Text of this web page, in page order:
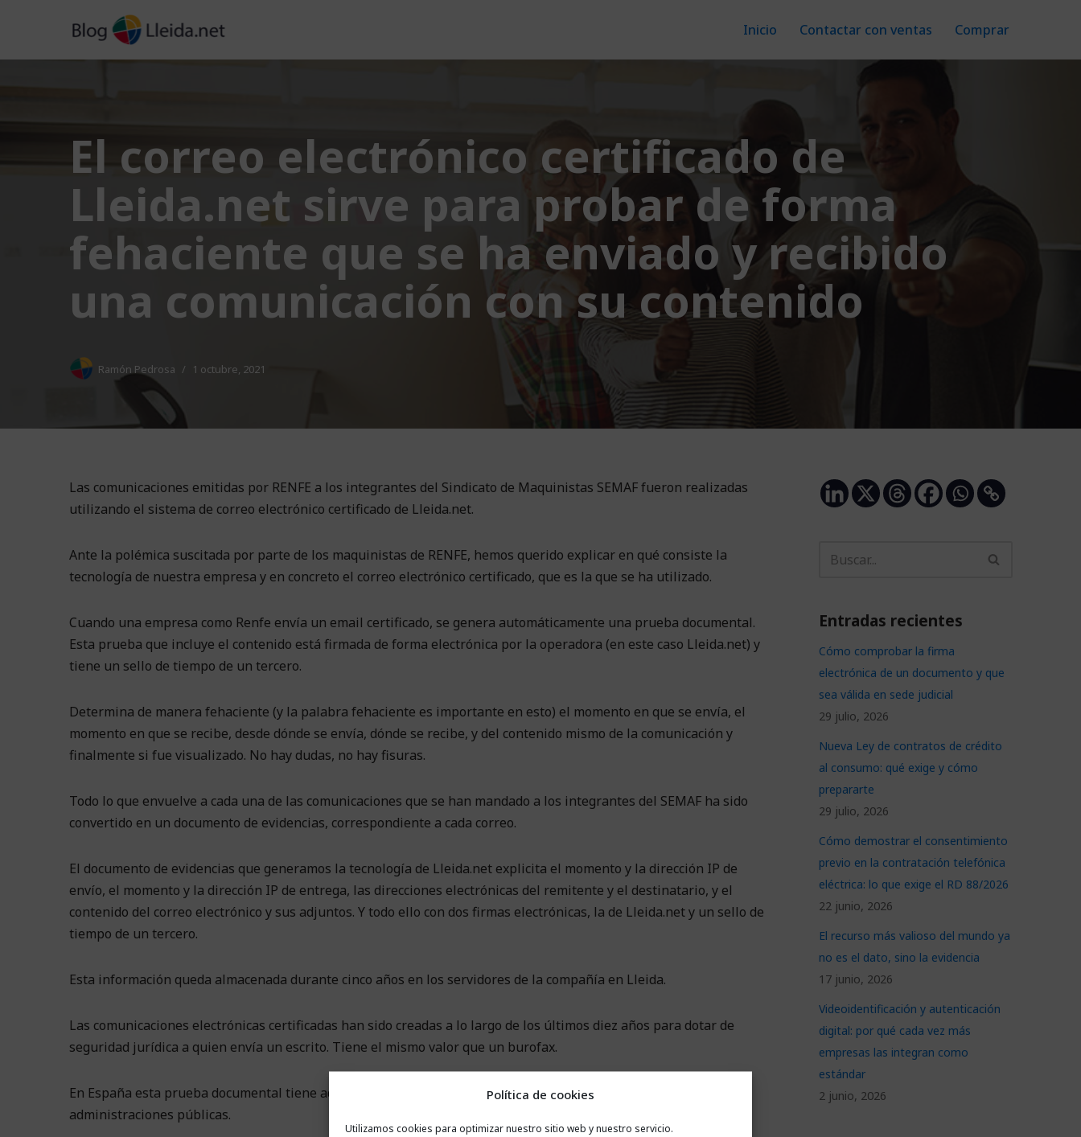
Política de cookies
Utilizamos cookies para optimizar nuestro sitio web y nuestro servicio.
Inicio Contactar con ventas Comprar
El correo electrónico certificado de
Lleida.net sirve para probar de forma
fehaciente que se ha enviado y recibido
una comunicación con su contenido
Ramón Pedrosa 1 octubre, 2021
Las comunicaciones emitidas por RENFE a los integrantes del Sindicato de Maquinistas SEMAF fueron realizadas
utilizando el sistema de correo electrónico certificado de Lleida.net.
Ante la polémica suscitada por parte de los maquinistas de RENFE, hemos querido explicar en qué consiste la
tecnología de nuestra empresa y en concreto el correo electrónico certificado, que es la que se ha utilizado.
Cuando una empresa como Renfe envía un email certificado, se genera automáticamente una prueba documental.
Esta prueba que incluye el contenido está firmada de forma electrónica por la operadora (en este caso Lleida.net) y
tiene un sello de tiempo de un tercero.
Determina de manera fehaciente (y la palabra fehaciente es importante en esto) el momento en que se envía, el
momento en que se recibe, desde dónde se envía, dónde se recibe, y del contenido mismo de la comunicación y
finalmente si fue visualizado. No hay dudas, no hay fisuras.
Todo lo que envuelve a cada una de las comunicaciones que se han mandado a los integrantes del SEMAF ha sido
convertido en un documento de evidencias, correspondiente a cada correo.
El documento de evidencias que generamos la tecnología de Lleida.net explicita el momento y la dirección IP de
envío, el momento y la dirección IP de entrega, las direcciones electrónicas del remitente y el destinatario, y el
contenido del correo electrónico y sus adjuntos. Y todo ello con dos firmas electrónicas, la de Lleida.net y un sello de
tiempo de un tercero.
Esta información queda almacenada durante cinco años en los servidores de la compañía en Lleida.
Las comunicaciones electrónicas certificadas han sido creadas a lo largo de los últimos diez años para dotar de
seguridad jurídica a quien envía un escrito. Tiene el mismo valor que un burofax.
En España esta prueba documental tiene además total validez legal ante los tribunales de justicia y las
administraciones públicas.
Entradas recientes
Cómo comprobar la firma
electrónica de un documento y que
sea válida en sede judicial
29 julio, 2026
Nueva Ley de contratos de crédito
al consumo: qué exige y cómo
prepararte
29 julio, 2026
Cómo demostrar el consentimiento
previo en la contratación telefónica
eléctrica: lo que exige el RD 88/2026
22 junio, 2026
El recurso más valioso del mundo ya
no es el dato, sino la evidencia
17 junio, 2026
Videoidentificación y autenticación
digital: por qué cada vez más
empresas las integran como
estándar
2 junio, 2026